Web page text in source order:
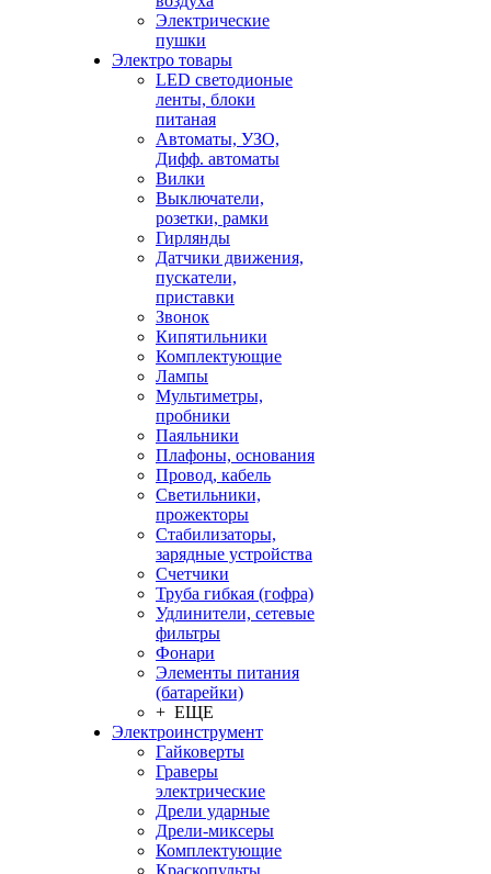
Электрические
пушки
Электро товары
LED светодионые
ленты, блоки
питаная
Автоматы, УЗО,
Дифф. автоматы
Вилки
Выключатели,
розетки, рамки
Гирлянды
Датчики движения,
пускатели,
приставки
Звонок
Кипятильники
Комплектующие
Лампы
Мультиметры,
пробники
Паяльники
Плафоны, основания
Провод, кабель
Светильники,
прожекторы
Стабилизаторы,
зарядные устройства
Счетчики
Труба гибкая (гофра)
Удлинители, сетевые
фильтры
Фонари
Элементы питания
(батарейки)
+ ЕЩЕ
Электроинструмент
Гайковерты
Граверы
электрические
Дрели ударные
Дрели-миксеры
Комплектующие
Краскопульты